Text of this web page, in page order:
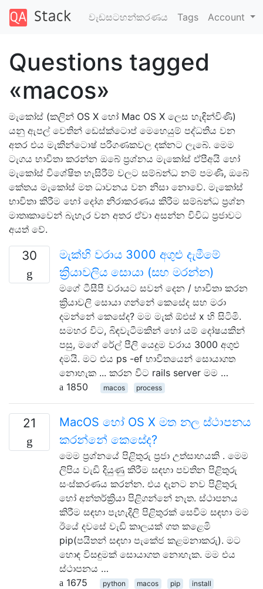
වැඩසටහන්කරණය Tags Account
Questions tagged
«macos»
මැකෝස් (කලින් OS X හෝ Mac OS X ලෙස හැඳින්විණි)
යනු ඇපල් වෙතින් ඩෙස්ක්ටොප් මෙහෙයුම් පද්ධතිය වන
අතර එය මැකින්ටොෂ් පරිගණකවල දක්නට ලැබේ. මෙම
ටැගය භාවිතා කරන්න ඔබේ ප්‍රශ්නය මැකෝස් ඒපීඅයි හෝ
මැකෝස් විශේෂිත හැසිරීම් වලට සම්බන්ධ නම් පමණි, ඔබේ
කේතය මැකෝස් මත ධාවනය වන නිසා නොවේ. මැකෝස්
භාවිතා කිරීම හෝ දෝශ නිරාකරණය කිරීම සම්බන්ධ ප්‍රශ්න
මාතෘකාවෙන් බැහැර වන අතර ඒවා අසන්න විවිධ ප්‍රජාවට
අයත් වේ.
30
මැක්හි වරාය 3000 අගුළු දැමීමේ
ක්‍රියාවලිය සොයා (සහ මරන්න)
මගේ ටීසීපී වරායට සවන් දෙන / භාවිතා කරන
ක්‍රියාවලි සොයා ගන්නේ කෙසේද සහ මරා
දමන්නේ කෙසේද? මම මැක් ඕඑස් x හි සිටිමි.
සමහර විට, බිඳවැටීමකින් හෝ යම් දෝෂයකින්
පසු, මගේ රේල් පීලි යෙදුම වරාය 3000 අගුළු
දමයි. මට එය ps -ef භාවිතයෙන් සොයාගත
නොහැක ... කරන විට rails server මම …
1850
macos process
21
MacOS හෝ OS X මත නල ස්ථාපනය
කරන්නේ කෙසේද?
මෙම ප්‍රශ්නයේ පිළිතුරු ප්‍රජා උත්සාහයකි . මෙම
ලිපිය වැඩි දියුණු කිරීම සඳහා පවතින පිළිතුරු
සංස්කරණය කරන්න. එය දැනට නව පිළිතුරු
හෝ අන්තර්ක්‍රියා පිළිගන්නේ නැත. ස්ථාපනය
කිරීම සඳහා පැහැදිලි පිළිතුරක් සෙවීම සඳහා මම
ඊයේ දවසේ වැඩි කාලයක් ගත කළෙමි
pip(පයිතන් සඳහා පැකේජ කළමනාකරු). මට
හොඳ විසඳුමක් සොයාගත නොහැක. මම එය
ස්ථාපනය …
1675
python macos pip install